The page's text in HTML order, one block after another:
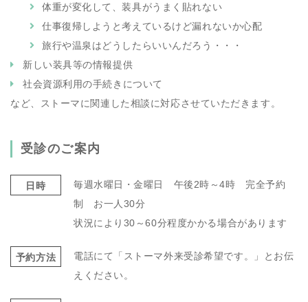
体重が変化して、装具がうまく貼れない
仕事復帰しようと考えているけど漏れないか心配
旅行や温泉はどうしたらいいんだろう・・・
新しい装具等の情報提供
社会資源利用の手続きについて
など、ストーマに関連した相談に対応させていただきます。
受診のご案内
日時
毎週水曜日・金曜日 午後2時～4時 完全予約
制 お一人30分
状況により30～60分程度かかる場合があります
予約方法
電話にて「ストーマ外来受診希望です。」とお伝
えください。